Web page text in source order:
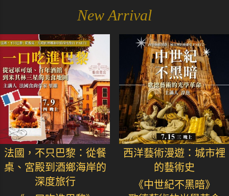
New Arrival
法國，不只巴黎：從餐
桌、宮殿到酒鄉海岸的
深度旅行
西洋藝術漫遊：城市裡
的藝術史
《中世紀不黑暗》